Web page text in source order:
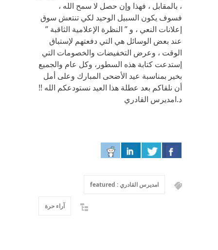
، بالمقابل ، فهذا وإن حصل لا سمح الله ،
فسوف يكون السبيل الوحيد لكي تنتعش سوق
إعلانات النعي ، و ” النظرة الإعلامية الثاقبة ”
عند بعض الوسائل هي التي دفعتهم لإستباق
الوقت ، وعرض التخفيضات والخصومات التي
إستدعت كتابة هذه السطور، وكل عام والجميع
بخير بمناسبة عيد الأضحى المبارك وعلى أمل
أن نلقاكم بعد عطلة هذا العيد نستودعكم الله !!
د.امديرس القادري
امديرس القادري : featured
آراء حرة